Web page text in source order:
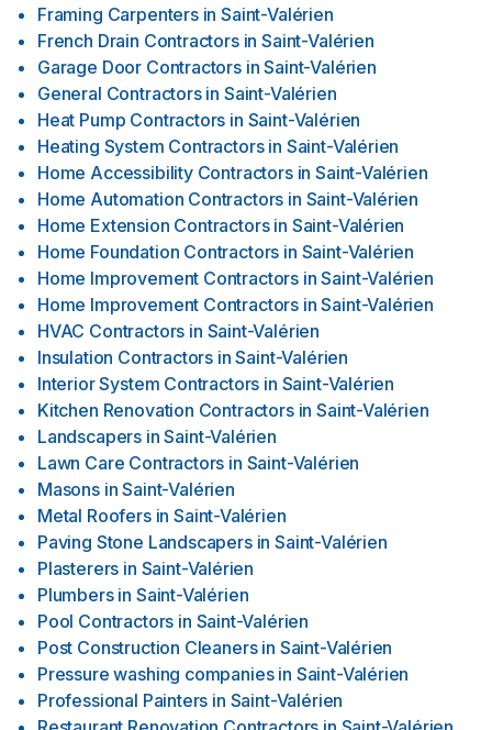
Framing Carpenters in Saint-Valérien
French Drain Contractors in Saint-Valérien
Garage Door Contractors in Saint-Valérien
General Contractors in Saint-Valérien
Heat Pump Contractors in Saint-Valérien
Heating System Contractors in Saint-Valérien
Home Accessibility Contractors in Saint-Valérien
Home Automation Contractors in Saint-Valérien
Home Extension Contractors in Saint-Valérien
Home Foundation Contractors in Saint-Valérien
Home Improvement Contractors in Saint-Valérien
Home Improvement Contractors in Saint-Valérien
HVAC Contractors in Saint-Valérien
Insulation Contractors in Saint-Valérien
Interior System Contractors in Saint-Valérien
Kitchen Renovation Contractors in Saint-Valérien
Landscapers in Saint-Valérien
Lawn Care Contractors in Saint-Valérien
Masons in Saint-Valérien
Metal Roofers in Saint-Valérien
Paving Stone Landscapers in Saint-Valérien
Plasterers in Saint-Valérien
Plumbers in Saint-Valérien
Pool Contractors in Saint-Valérien
Post Construction Cleaners in Saint-Valérien
Pressure washing companies in Saint-Valérien
Professional Painters in Saint-Valérien